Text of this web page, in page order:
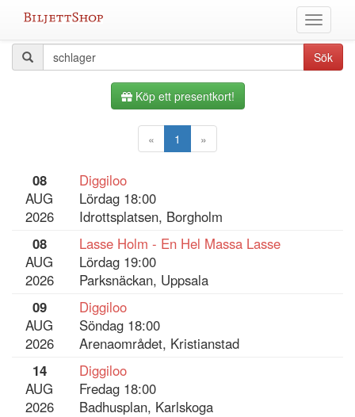
Växla
meny
Alla
evenemang
Sök
Köp ett presentkort!
« 1 »
08
AUG
2026
Diggiloo
Lördag 18:00
Idrottsplatsen, Borgholm
08
AUG
2026
Lasse Holm - En Hel Massa Lasse
Lördag 19:00
Parksnäckan, Uppsala
09
AUG
2026
Diggiloo
Söndag 18:00
Arenaområdet, Kristianstad
14
AUG
2026
Diggiloo
Fredag 18:00
Badhusplan, Karlskoga